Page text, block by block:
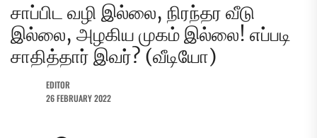
சாப்பிட வழி இல்லை, நிரந்தர வீடு
இல்லை, அழகிய முகம் இல்லை! எப்படி
சாதித்தார் இவர்? (வீடியோ)
EDITOR
26 FEBRUARY 2022